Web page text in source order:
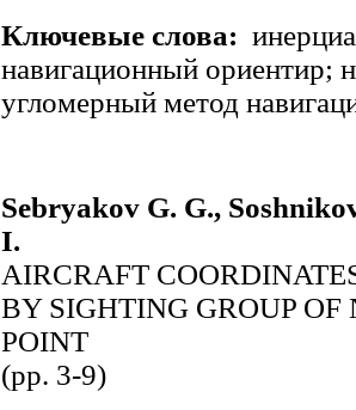
Ключевые слова:
навигационный ориентир;
угломерный метод
Sebryakov G. G.,
I.
AIRCRAFT
BY SIGHTING GROUP OF
POINT
(pp. 3-9)